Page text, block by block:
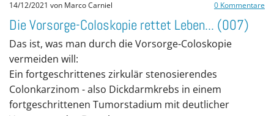
14/12/2021 von Marco Carniel 0 Kommentare
Die Vorsorge-Coloskopie rettet Leben... (007)
Das ist, was man durch die Vorsorge-Coloskopie
vermeiden will:
Ein fortgeschrittenes zirkulär stenosierendes
Colonkarzinom - also Dickdarmkrebs in einem
fortgeschrittenen Tumorstadium mit deutlicher